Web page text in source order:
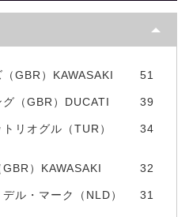
GBR）KAWASAKI 51
（GBR）DUCATI 39
リオグル（TUR）
34
）KAWASAKI 32
ル・マーク（NLD）
31